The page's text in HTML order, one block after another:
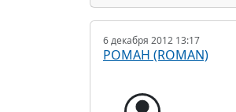
6 декабря 2012 13:17
РОМАН (ROMAN)